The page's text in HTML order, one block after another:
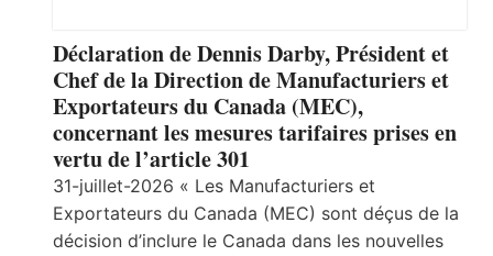
Déclaration de Dennis Darby, Président et
Chef de la Direction de Manufacturiers et
Exportateurs du Canada (MEC),
concernant les mesures tarifaires prises en
vertu de l’article 301
31-juillet-2026 « Les Manufacturiers et
Exportateurs du Canada (MEC) sont déçus de la
décision d’inclure le Canada dans les nouvelles